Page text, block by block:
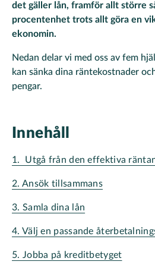
det gäller lån, framför allt större
procentenhet trots allt göra en
ekonomin.
Nedan delar vi med oss av fem
kan sänka dina räntekostnader
pengar.
Innehåll
1. Utgå från den effektiva
2. Ansök tillsammans
3. Samla dina lån
4. Välj en passande
5. Jobba på kreditbetyget